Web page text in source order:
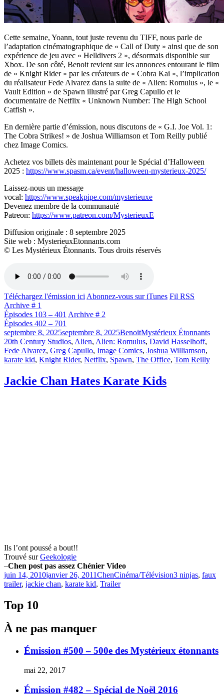
Cette semaine, Yoann, tout juste revenu du TIFF, nous parle de
l’adaptation cinématographique de « Call of Duty » ainsi que de son
expérience de jeu avec « Helldivers 2 », désormais disponible sur
Xbox. De son côté, Benoit revient sur les annonces entourant le film
de « Knight Rider » par les créateurs de « Cobra Kai », l’implication
du réalisateur Fede Alvarez dans la suite de « Alien: Romulus », le «
Vault Edition » de Spawn illustré par Greg Capullo et le
documentaire de Netflix « Unknown Number: The High School
Catfish ».
En dernière partie d’émission, nous discutons de « G.I. Joe Vol. 1:
The Cobra Strikes! » de Joshua Williamson et Tom Reilly publié
chez Image Comics.
Achetez vos billets dès maintenant pour le Spécial d’Halloween
2025 : https://www.spasm.ca/event/halloween-mysterieux-2025/
Laissez-nous un message
vocal: https://www.speakpipe.com/mysterieuxe
Devenez membre de la communauté
Patreon: https://www.patreon.com/MysterieuxE
Diffusion originale : 8 septembre 2025
Site web : MysterieuxEtonnants.com
© Les Mystérieux Étonnants. Tous droits réservés
Téléchargez l'émission ici Abonnez-vous sur iTunes Fil RSS
Archive # 1
Épisodes 103 – 401 Archive # 2
Épisodes 402 – 701
Publié
le
septembre 8, 2025septembre 8, 2025BenoitCatégories
Mystérieux Étonnants
20th Century Studios, Alien, Alien: Romulus, David Hasselhoff,
Fede Alvarez, Greg Capullo, Image Comics, Joshua Williamson,
karate kid, Knight Rider, Netflix, Spawn, The Office, Tom Reilly
Jackie Chan Hates Karate Kids
Ils l’ont poussé a bout!!
Trouvé surGeekologie
–Chen post pas assez Chénier Video
Publié
le
juin 14, 2010janvier 26, 2011ChenCatégories
Cinéma/TélévisionÉtiquettes
3 ninjas, faux
trailer, jackie chan, karate kid, Trailer
Top 10
À ne pas manquer
Émission #500 – 500e des Mystérieux étonnants
mai 22, 2017
Émission #482 – Spécial de Noël 2016